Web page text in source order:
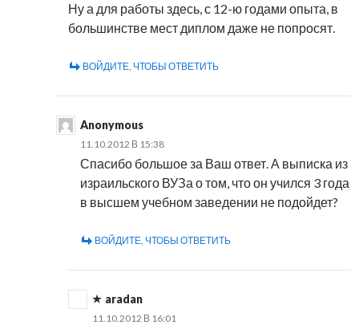
Ну а для работы здесь, с 12-ю годами опыта, в
большинстве мест диплом даже не попросят.
ВОЙДИТЕ, ЧТОБЫ ОТВЕТИТЬ
Anonymous
11.10.2012 В 15:38
Спасибо большое за Ваш ответ. А выписка из
израильского ВУЗа о том, что он учился 3 года
в высшем учебном заведении не подойдет?
ВОЙДИТЕ, ЧТОБЫ ОТВЕТИТЬ
aradan
11.10.2012 В 16:01